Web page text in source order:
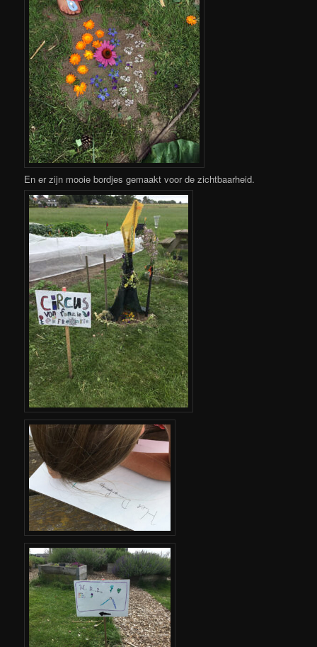
En er zijn mooie bordjes gemaakt voor de zichtbaarheid.